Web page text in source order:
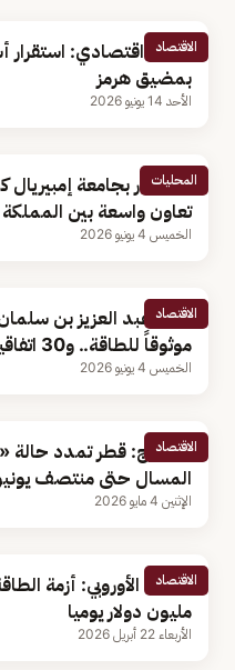
الاقتصاد
باحث اقتصادي: استقرار
بمضيق هرمز
الأحد 14 يونيو 2026
المحليات
مستشار بجامعة
تعاون واسعة بين
الخميس 4 يونيو 2026
الاقتصاد
الأمير عبد العزيز بن
موثوقاً للطاقة.. و30 اتفاقية مرتقبة مع روسيا
الخميس 4 يونيو 2026
الاقتصاد
بلومبرج: قطر تمدد حالة
المسال حتى منتصف
الإثنين 4 مايو 2026
الاقتصاد
مليون دولار يوميا
الأربعاء 22 أبريل 2026